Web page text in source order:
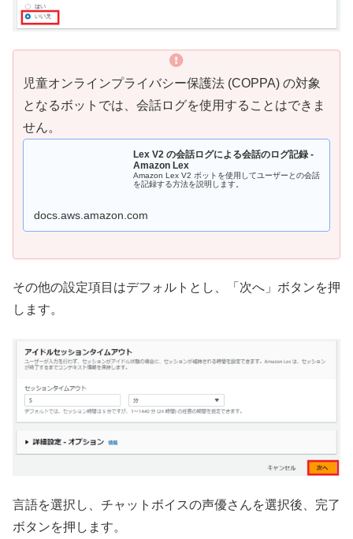
児童オンラインプライバシー保護法 (COPPA) の対象
となるボットでは、会話ログを使用することはできま
せん。
Lex V2 の会話ログによる会話のログ記録 -
Amazon Lex
Amazon Lex V2 ボットを使用してユーザーとの会話
を記録する方法を説明します。
docs.aws.amazon.com
その他の設定項目はデフォルトとし、「次へ」ボタンを押
します。
言語を選択し、チャットボイスの声優さんを選択後、完了
ボタンを押します。